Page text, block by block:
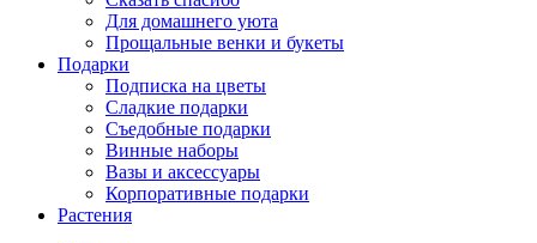
Для домашнего уюта
Прощальные венки и букеты
Подарки
Подписка на цветы
Сладкие подарки
Съедобные подарки
Винные наборы
Вазы и аксессуары
Корпоративные подарки
Растения